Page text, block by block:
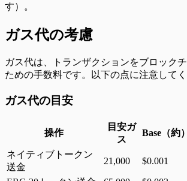
す）。
ガス代の考慮
ガス代は、トランザクションをブロック
ための手数料です。以下の点に注意してく
ガス代の目安
操作
目安ガ
ス
Base（約）
ネイティブトークン
送金
21,000 $0.001